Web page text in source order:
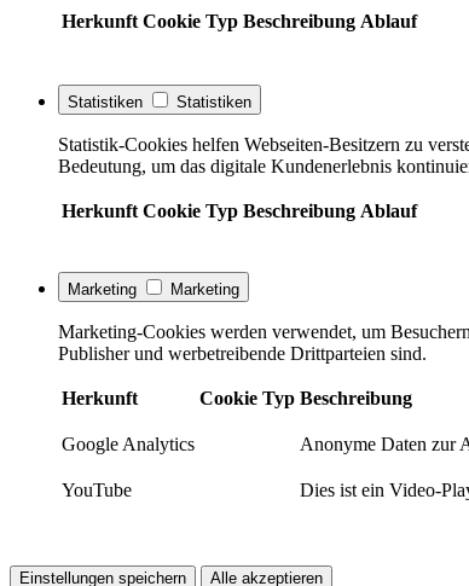
Herkunft Cookie Typ Beschreibung Ablauf
Statistiken Statistiken
Statistik-Cookies helfen Webseiten-Besitzern zu
Bedeutung, um das digitale Kundenerlebnis
Herkunft Cookie Typ Beschreibung Ablauf
Marketing Marketing
Marketing-Cookies werden verwendet, um
Publisher und werbetreibende Drittparteien sind.
Herkunft Cookie Typ Beschreibung
Google Analytics Anonyme Daten zur
YouTube Dies ist ein Video-
Einstellungen speichern Alle akzeptieren